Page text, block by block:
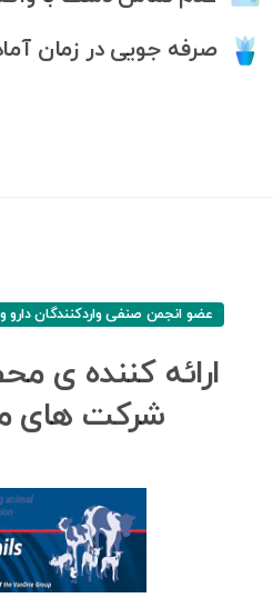
صرفه جویی در زمان
عضو انجمن صنفی واردکنندگان دارو و
ارائه کننده ی
شرکت های